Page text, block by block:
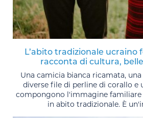
L’abito tradizionale ucraino
racconta di cultura,
Una camicia bianca ricamata,
diverse file di perline di corallo e
compongono l'immagine familiare
in abito tradizionale. È